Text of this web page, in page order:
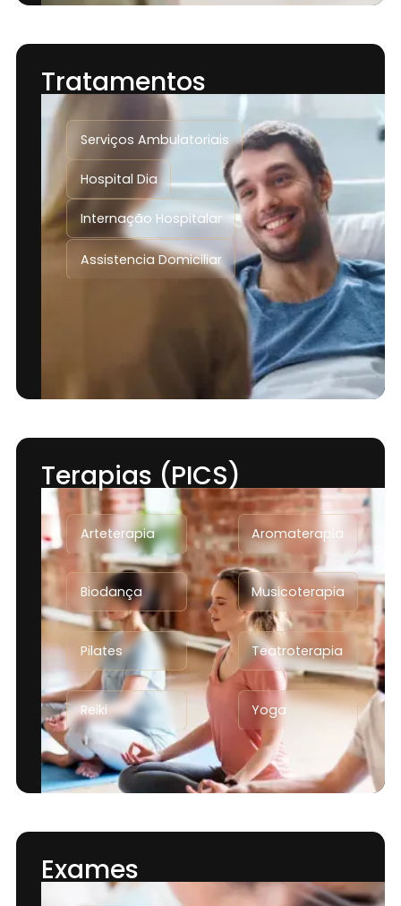
Tratamentos
Serviços Ambulatoriais
Hospital Dia
Internação Hospitalar
Assistencia Domiciliar
Terapias (PICS)
Arteterapia Aromaterapia
Biodança Musicoterapia
Pilates Teatroterapia
Reiki Yoga
Exames